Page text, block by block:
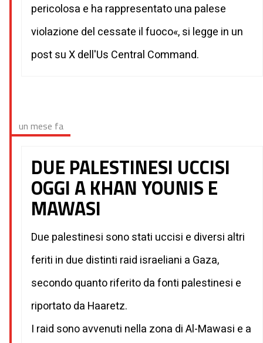
pericolosa e ha rappresentato una palese
violazione del cessate il fuoco«, si legge in un
post su X dell'Us Central Command.
un mese fa
DUE PALESTINESI UCCISI
OGGI A KHAN YOUNIS E
MAWASI
Due palestinesi sono stati uccisi e diversi altri
feriti in due distinti raid israeliani a Gaza,
secondo quanto riferito da fonti palestinesi e
riportato da Haaretz.
I raid sono avvenuti nella zona di Al-Mawasi e a